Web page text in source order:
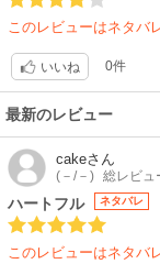
業界の華やかさや、人
そも、言葉で説明され
彼の素晴らしさを目で
ないのだ。彼にはヒロ
ンパクト弱いのだ。
難しいとは思う。
しかし、文字で表され
ミックで読んでいる意
このレビューはネタバ
いいね 0件
最新のレビュー
cakeさん
(－/－) 総レビュ
ハートフル ネタバレ
このレビューはネタバ